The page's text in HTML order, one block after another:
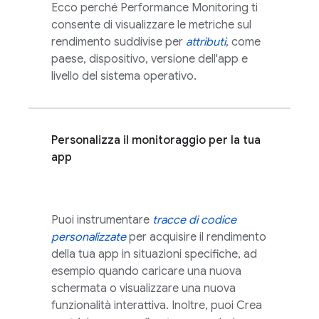
Ecco perché Performance Monitoring ti
consente di visualizzare le metriche sul
rendimento suddivise per attributi, come
paese, dispositivo, versione dell'app e
livello del sistema operativo.
Personalizza il monitoraggio per la tua
app
Puoi instrumentare tracce di codice
personalizzateper acquisire il rendimento
della tua app in situazioni specifiche, ad
esempio quando caricare una nuova
schermata o visualizzare una nuova
funzionalità interattiva. Inoltre, puoi Crea